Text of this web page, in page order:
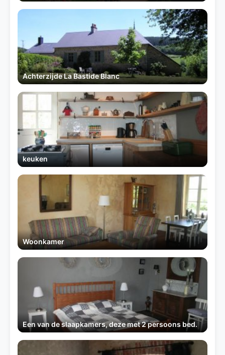
Achterzijde La Bastide Blanc
keuken
Woonkamer
Een van de slaapkamers, deze met 2 persoons bed.